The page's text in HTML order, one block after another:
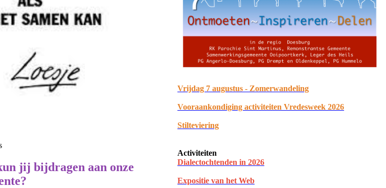
jij bijdragen aan onze
Vrijdag 7 augustus - Zomerwandeling
Vooraankondiging activiteiten Vredesweek 2026
Stilteviering
Activiteiten
Dialectochtenden in 2026
Expositie van het Web